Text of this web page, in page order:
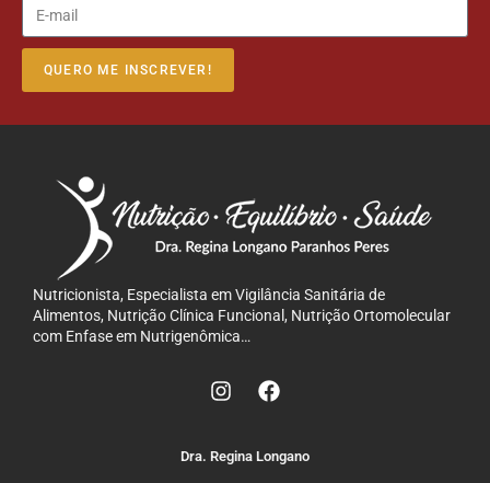
QUERO ME INSCREVER!
Nutricionista, Especialista em Vigilância Sanitária de
Alimentos, Nutrição Clínica Funcional, Nutrição Ortomolecular
com Enfase em Nutrigenômica…
Dra. Regina Longano